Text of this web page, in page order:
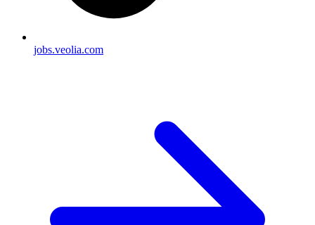
jobs.veolia.com